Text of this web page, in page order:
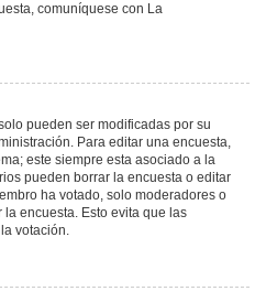
comuníquese con La
pueden ser modificadas por su
Para editar una encuesta,
este siempre esta asociado a la
pueden borrar la encuesta o editar
ha votado, solo moderadores o
encuesta. Esto evita que las
votación.